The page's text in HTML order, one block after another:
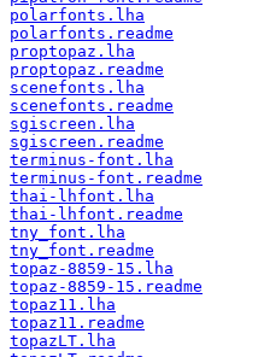
polarfonts.lha
polarfonts.readme
proptopaz.lha
proptopaz.readme
scenefonts.lha
scenefonts.readme
sgiscreen.lha
sgiscreen.readme
terminus-font.lha
terminus-font.readme
thai-lhfont.lha
thai-lhfont.readme
tny_font.lha
tny_font.readme
topaz-8859-15.lha
topaz-8859-15.readme
topaz11.lha
topaz11.readme
topazLT.lha